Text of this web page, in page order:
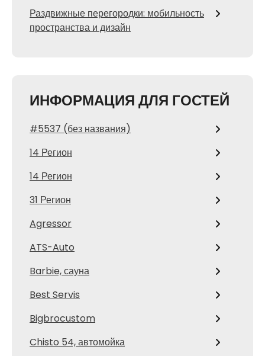
Раздвижные перегородки: мобильность
пространства и дизайн
ИНФОРМАЦИЯ ДЛЯ ГОСТЕЙ
#5537 (без названия)
14 Регион
14 Регион
31 Регион
Agressor
ATS-Auto
Barbie, сауна
Best Servis
Bigbrocustom
Chisto 54, автомойка